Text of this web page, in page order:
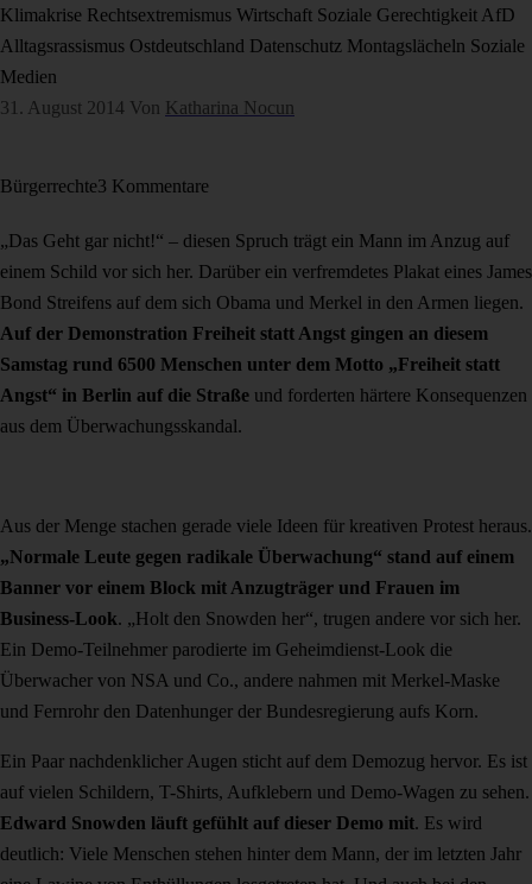
Klimakrise Rechtsextremismus Wirtschaft Soziale Gerechtigkeit AfD
Alltagsrassismus Ostdeutschland Datenschutz Montagslächeln Soziale
Medien
31. August 2014 Von Katharina Nocun
Bürgerrechte3 Kommentare
„Das Geht gar nicht!“ – diesen Spruch trägt ein Mann im Anzug auf
einem Schild vor sich her. Darüber ein verfremdetes Plakat eines James
Bond Streifens auf dem sich Obama und Merkel in den Armen liegen.
Auf der Demonstration Freiheit statt Angst gingen an diesem
Samstag rund 6500 Menschen unter dem Motto „Freiheit statt
Angst“ in Berlin auf die Straße und forderten härtere Konsequenzen
aus dem Überwachungsskandal.
Aus der Menge stachen gerade viele Ideen für kreativen Protest heraus.
„Normale Leute gegen radikale Überwachung“ stand auf einem
Banner vor einem Block mit Anzugträger und Frauen im
Business-Look. „Holt den Snowden her“, trugen andere vor sich her.
Ein Demo-Teilnehmer parodierte im Geheimdienst-Look die
Überwacher von NSA und Co., andere nahmen mit Merkel-Maske
und Fernrohr den Datenhunger der Bundesregierung aufs Korn.
Ein Paar nachdenklicher Augen sticht auf dem Demozug hervor. Es ist
auf vielen Schildern, T-Shirts, Aufklebern und Demo-Wagen zu sehen.
Edward Snowden läuft gefühlt auf dieser Demo mit. Es wird
deutlich: Viele Menschen stehen hinter dem Mann, der im letzten Jahr